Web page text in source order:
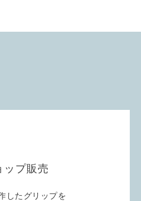
プ販売
したグリップを